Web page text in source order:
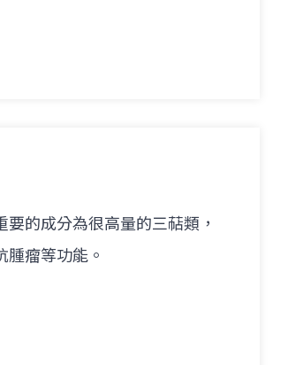
的成分為很高量的三萜類，
瘤等功能。